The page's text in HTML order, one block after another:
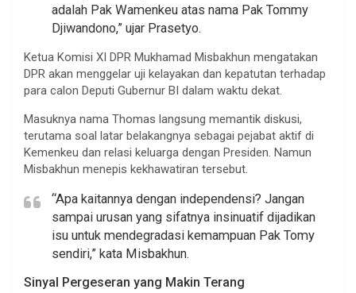
adalah Pak Wamenkeu atas nama Pak Tommy
Djiwandono,” ujar Prasetyo.
Ketua Komisi XI DPR Mukhamad Misbakhun mengatakan
DPR akan menggelar uji kelayakan dan kepatutan terhadap
para calon Deputi Gubernur BI dalam waktu dekat.
Masuknya nama Thomas langsung memantik diskusi,
terutama soal latar belakangnya sebagai pejabat aktif di
Kemenkeu dan relasi keluarga dengan Presiden. Namun
Misbakhun menepis kekhawatiran tersebut.
“Apa kaitannya dengan independensi? Jangan
sampai urusan yang sifatnya insinuatif dijadikan
isu untuk mendegradasi kemampuan Pak Tomy
sendiri,” kata Misbakhun.
Sinyal Pergeseran yang Makin Terang